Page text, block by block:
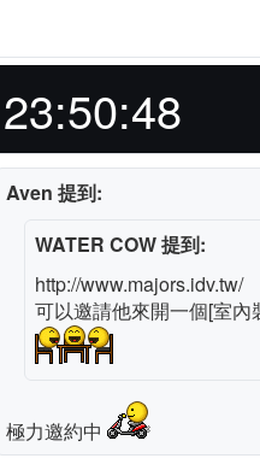
Aven 提到:
WATER COW 提到:
http://www.majors.idv.tw/
可以邀請他來開一個[室內
極力邀約中